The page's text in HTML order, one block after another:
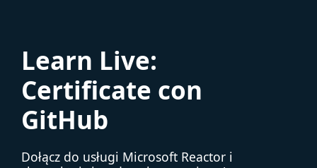
Learn Live:
Certificate con
GitHub
Dołącz do usługi Microsoft Reactor i